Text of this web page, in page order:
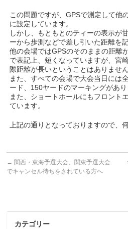
この問題ですが、GPSで測定して他
に設定しています。
しかし、もともとのティーの表示が
ーから歩測などで差し引いた距離を
他の会場ではGPSのそのままの距離
で表記上、短くなっていますが、宮
際距離が長いということはありません
また、すべての会場で大会当日には
ード、150ヤードのマーキングがあり
また、ショートホールにもフロント
ています。
上記の通りとなっておりますので、
← 関西・東海予選大会、関東予選大会
でキャンセル待ちをされている方へ
カテゴリー